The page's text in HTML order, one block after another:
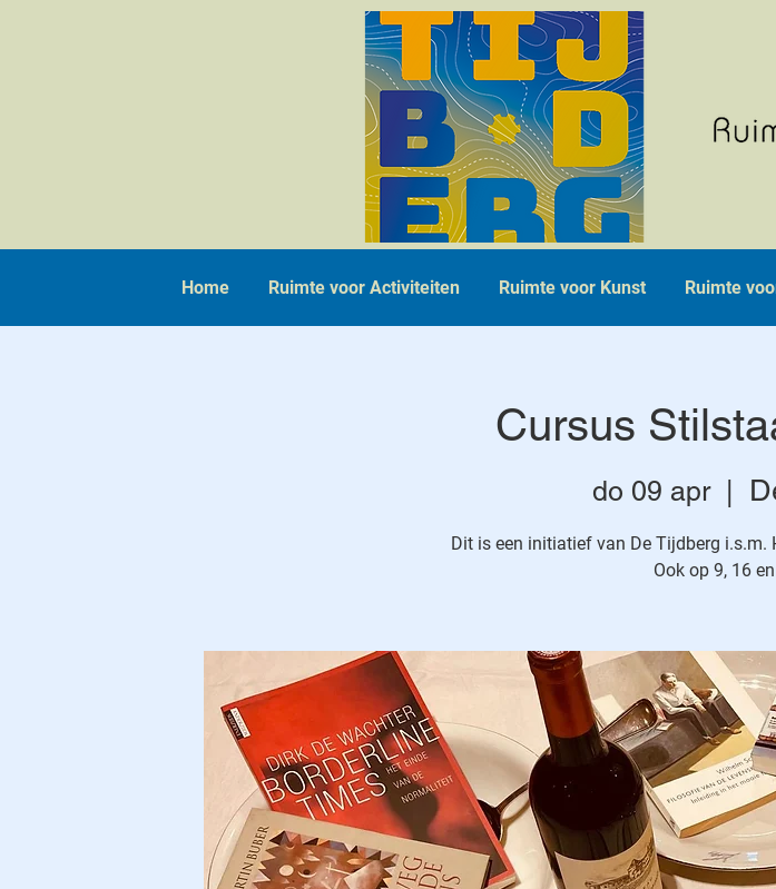
Home Ruimte voor Activiteiten Ruimte voor Kunst Ruimte
Cursus
do 09 apr
  |
Dit is een initiatief van De Tijdberg i.s.m.
Ook op 9, 16